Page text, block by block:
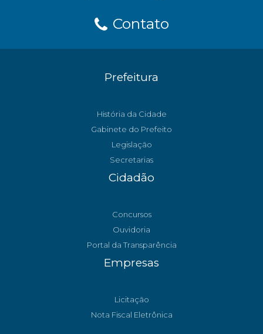
Contato
Prefeitura
História da Cidade
Gabinete do Prefeito
Legislação
Secretarias
Cidadão
Concursos
Ouvidoria
Portal da Transparência
Empresas
Licitação
Nota Fiscal Eletrônica